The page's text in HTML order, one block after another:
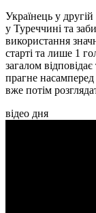
Українець у
у Туреччині та
використання
старті та лише 1
загалом
прагне
вже потім
відео дня